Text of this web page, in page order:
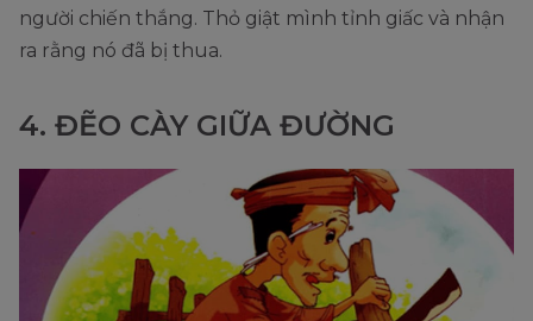
người chiến thắng. Thỏ giật mình tỉnh giấc và nhận
ra rằng nó đã bị thua.
4. ĐẼO CÀY GIỮA ĐƯỜNG